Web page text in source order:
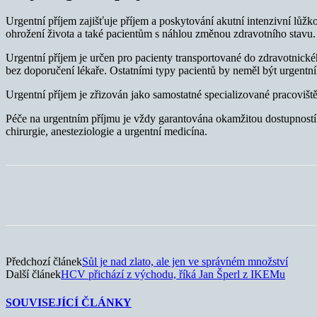
Urgentní příjem zajišťuje příjem a poskytování akutní intenzivní
ohrožení života a také pacientům s náhlou změnou zdravotního stavu.
Urgentní příjem je určen pro pacienty transportované do
bez doporučení lékaře. Ostatními typy pacientů by neměl být
Urgentní příjem je zřizován jako samostatné specializované
Péče na urgentním příjmu je vždy garantována okamžitou
chirurgie, anesteziologie a urgentní medicína.
Předchozí článekSůl je nad zlato, ale jen ve správném množství
Další článekHCV přichází z východu, říká Jan Šperl z IKEMu
SOUVISEJÍCÍ ČLÁNKY